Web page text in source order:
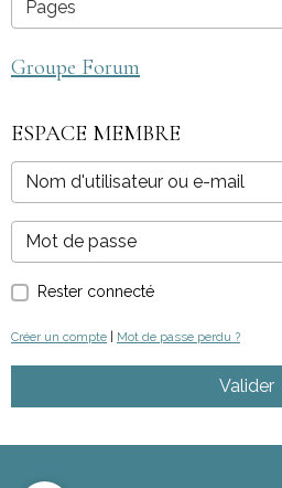
Groupe Forum
ESPACE MEMBRE
Rester connecté
Créer un compte | Mot de passe perdu ?
Valider